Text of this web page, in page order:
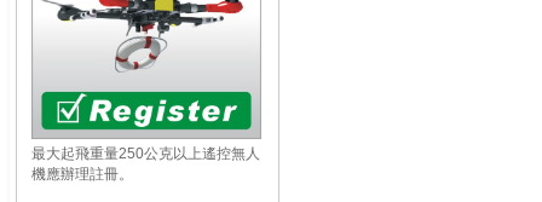
最大起飛重量250公克以上遙控無人
機應辦理註冊。